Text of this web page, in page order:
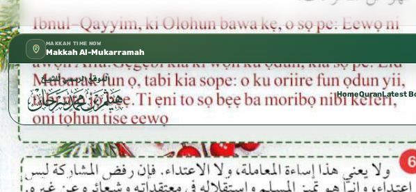
كتب الشيخ هيثم سرحان حفظه الله
MAKKAH TIME NOW
Makkah Al-Mukarramah
HomeQuranLatest
Home› يوروبا yoroba›Kilode ti aase gbodo bawon se odun ibere odun keresi. Ede Yoruba.